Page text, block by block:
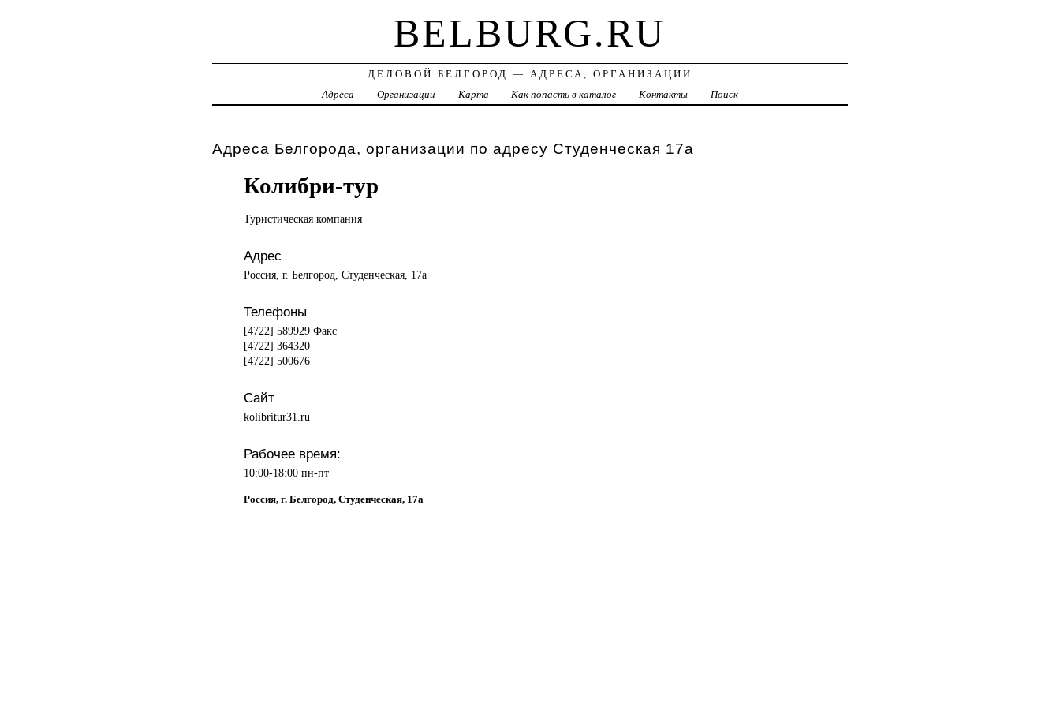
BELBURG.RU
ДЕЛОВОЙ БЕЛГОРОД — АДРЕСА, ОРГАНИЗАЦИИ
Адреса
Организации Карта Как попасть в каталог Контакты Поиск
Адреса Белгорода, организации по адресу Студенческая 17а
Колибри-тур
Туристическая компания
Адрес
Россия, г. Белгород, Студенческая, 17а
Телефоны
[4722] 589929 Факс
[4722] 364320
[4722] 500676
Сайт
kolibritur31.ru
Рабочее время:
10:00-18:00 пн-пт
Россия, г. Белгород, Студенческая, 17а